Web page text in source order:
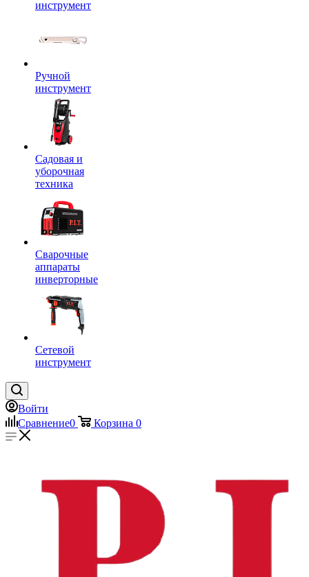
инструмент
Ручной
инструмент
Садовая и
уборочная
техника
Сварочные
аппараты
инверторные
Сетевой
инструмент
Войти
Сравнение0 Корзина 0